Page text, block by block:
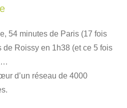
54 minutes de Paris (17 fois
de Roissy en 1h38 (et ce 5 fois
d’un réseau de 4000